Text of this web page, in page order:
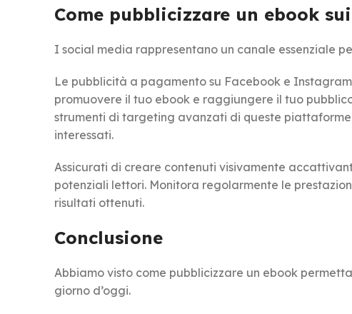
Come pubblicizzare un ebook
I social media rappresentano un canale essenziale
Le pubblicità a pagamento su Facebook e
promuovere il tuo ebook e raggiungere il tuo
strumenti di targeting avanzati di queste
interessati.
Assicurati di creare contenuti visivamente
potenziali lettori. Monitora regolarmente le
risultati ottenuti.
Conclusione
Abbiamo visto come pubblicizzare un ebook
giorno d’oggi.